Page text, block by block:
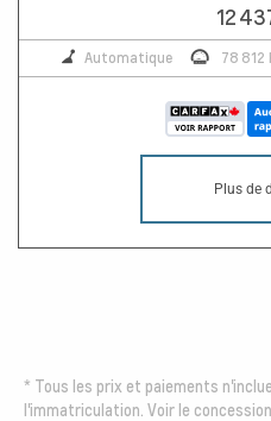
12
Automatique 78 812
Plus de
* Tous les prix et paiements
l'immatriculation. Voir le